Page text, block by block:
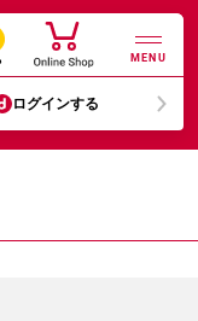
MENU
ログインする